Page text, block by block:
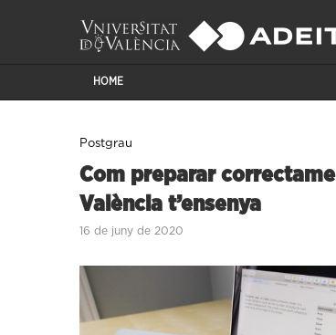
HOME
Postgrau
Com preparar
València t’ensenya
16 de juny de 2020